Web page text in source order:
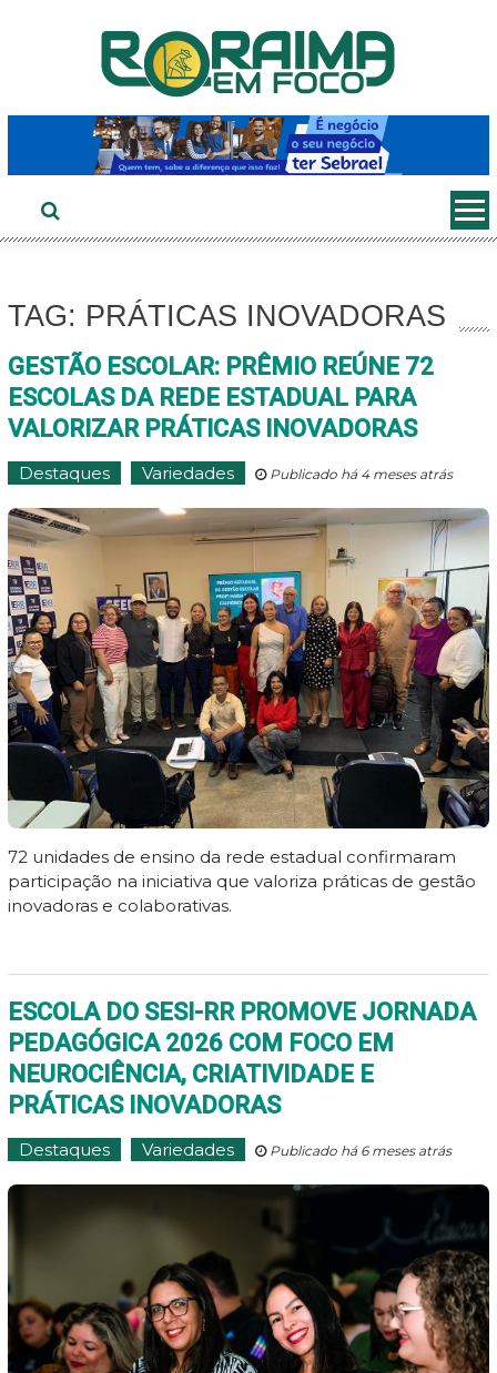
TAG: PRÁTICAS INOVADORAS
GESTÃO ESCOLAR: PRÊMIO REÚNE 72
ESCOLAS DA REDE ESTADUAL PARA
VALORIZAR PRÁTICAS INOVADORAS
Destaques Variedades Publicado há 4 meses atrás
72 unidades de ensino da rede estadual confirmaram
participação na iniciativa que valoriza práticas de gestão
inovadoras e colaborativas.
ESCOLA DO SESI-RR PROMOVE JORNADA
PEDAGÓGICA 2026 COM FOCO EM
NEUROCIÊNCIA, CRIATIVIDADE E
PRÁTICAS INOVADORAS
Destaques Variedades Publicado há 6 meses atrás